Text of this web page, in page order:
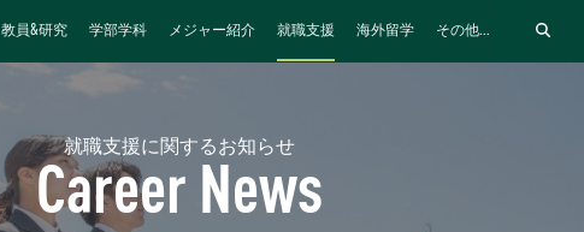
教員&研究 学部学科 メジャー紹介 就職支援 海外留学 その他...
就職支援に関するお知らせ
Career News